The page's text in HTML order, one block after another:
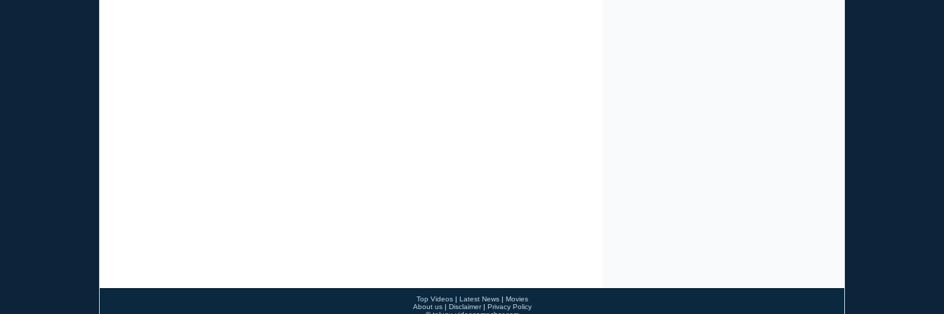
Top Videos| Latest News| Movies
About us| Disclaimer| Privacy Policy